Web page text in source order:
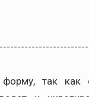
так как